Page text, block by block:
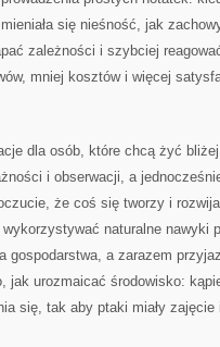
się nieśność, jak
zależności i szybciej
mniej kosztów i więcej
dla osób, które chcą żyć
i obserwacji, a
że coś się tworzy i
naturalne nawyki
gospodarstwa, a zarazem
jak urozmaicać środowisko:
się, tak aby ptaki miały zajęcie